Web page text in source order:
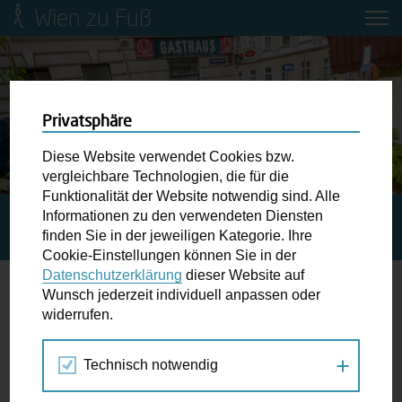
Wien zu Fuß
Mobilitätsbildung für Kinder und
Jugendliche
Ringstraße-Neugestaltung
Wiener Fußwegekarte
Newsletter abonnieren
Wunschbox
der Ampel ...
STARTSEITE SPAZIERGANG KALENDER
PARK(ING)
20.
SEP
2019
Privatsphäre
Diese Website verwendet Cookies bzw.
vergleichbare Technologien, die für die
Funktionalität der Website notwendig sind. Alle
Informationen zu den verwendeten Diensten
finden Sie in der jeweiligen Kategorie. Ihre
Cookie-Einstellungen können Sie in der
Datenschutzerklärung dieser Website auf
Wunsch jederzeit individuell anpassen oder
widerrufen.
Technisch notwendig